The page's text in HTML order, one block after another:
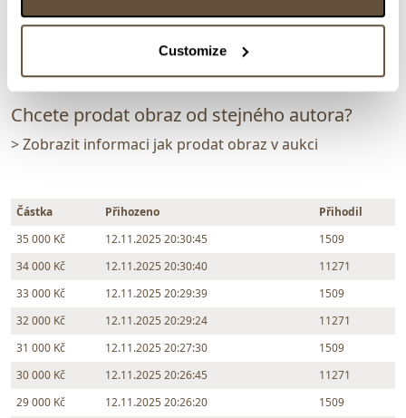
Customize
Chcete prodat obraz od stejného autora?
> Zobrazit informaci jak prodat obraz v aukci
Částka Přihozeno
Přihodil
35 000 Kč
12.11.2025 20:30:45
1509
34 000 Kč
12.11.2025 20:30:40
11271
33 000 Kč
12.11.2025 20:29:39
1509
32 000 Kč
12.11.2025 20:29:24
11271
31 000 Kč
12.11.2025 20:27:30
1509
30 000 Kč
12.11.2025 20:26:45
11271
29 000 Kč
12.11.2025 20:26:20
1509